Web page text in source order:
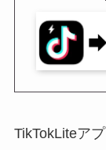
TikTokLiteア